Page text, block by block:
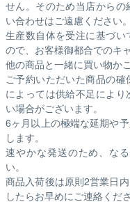
せん。そのため当店からの
い合わせはご遠慮ください。
生産数自体を受注に基づ
ので、お客様御都合でのキ
他の商品と一緒に買い物か
ご予約いただいた商品の
によっては供給不足によ
い場合がございます。
6ヶ月以上の極端な延期や
します。
速やかな発送のため、な
い。
商品入荷後は原則2営業日
したらお早めにご連絡くださ